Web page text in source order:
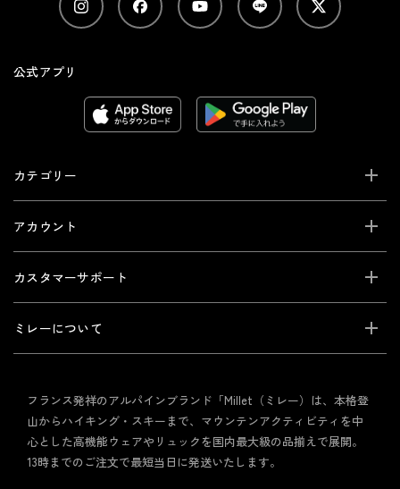
公式アプリ
カテゴリー
アカウント
カスタマーサポート
ミレーについて
フランス発祥のアルパインブランド「Millet（ミレー）は、本格登
山からハイキング・スキーまで、マウンテンアクティビティを中
心とした高機能ウェアやリュックを国内最大級の品揃えで展開。
13時までのご注文で最短当日に発送いたします。